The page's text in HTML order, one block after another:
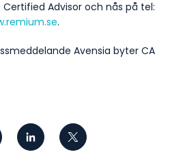
Advisor och nås på tel:
.
Avensia byter CA